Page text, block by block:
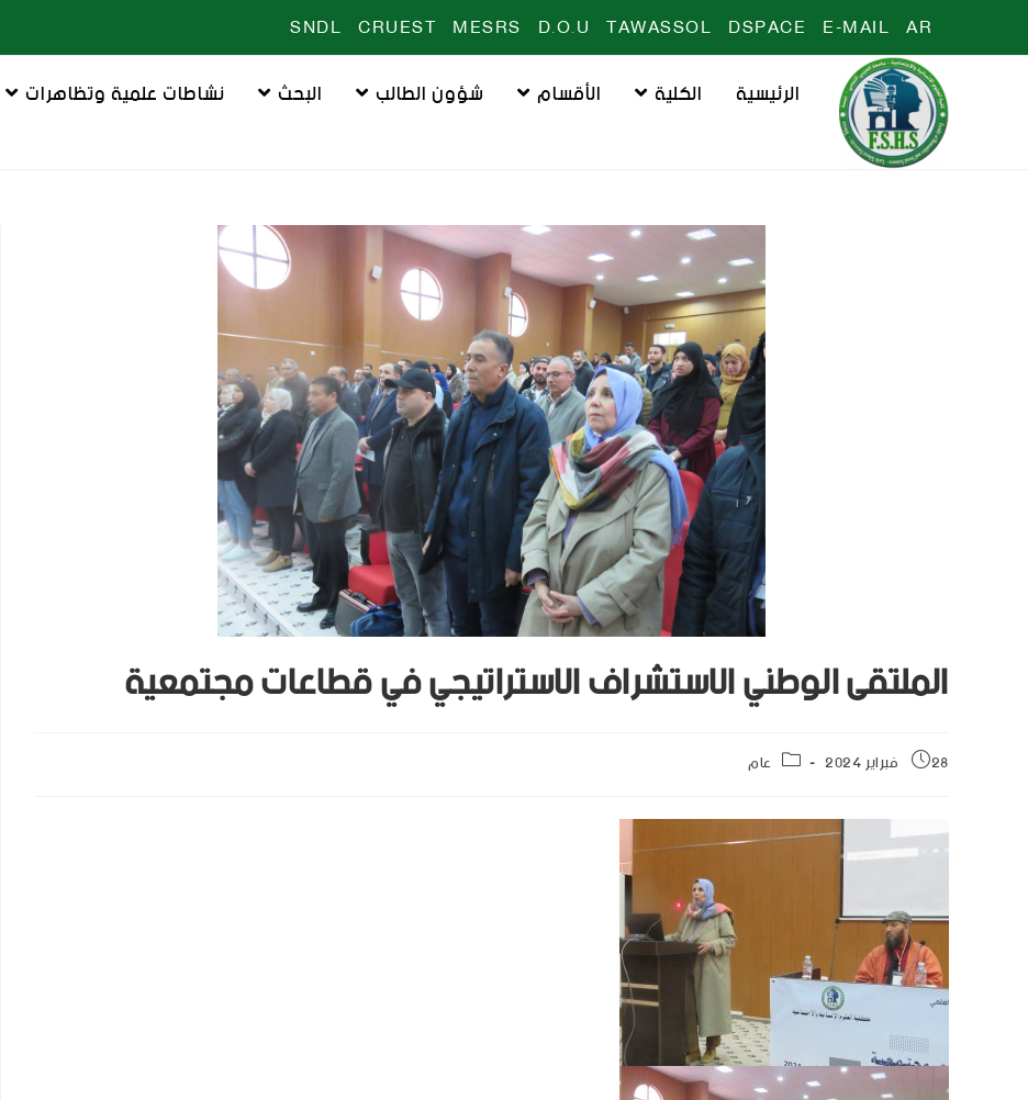
AR
E-MAIL
DSPACE
TAWASSOL
D.O.U
MESRS
CRUEST
SNDL
الرئيسية الكلية الأقسام شؤون الطالب البحث نشاطات علمية وتظاهرات
الملتقى الوطني الاستشراف الاستراتيجي في قطاعات مجتمعية
28 فبراير 2024 عام